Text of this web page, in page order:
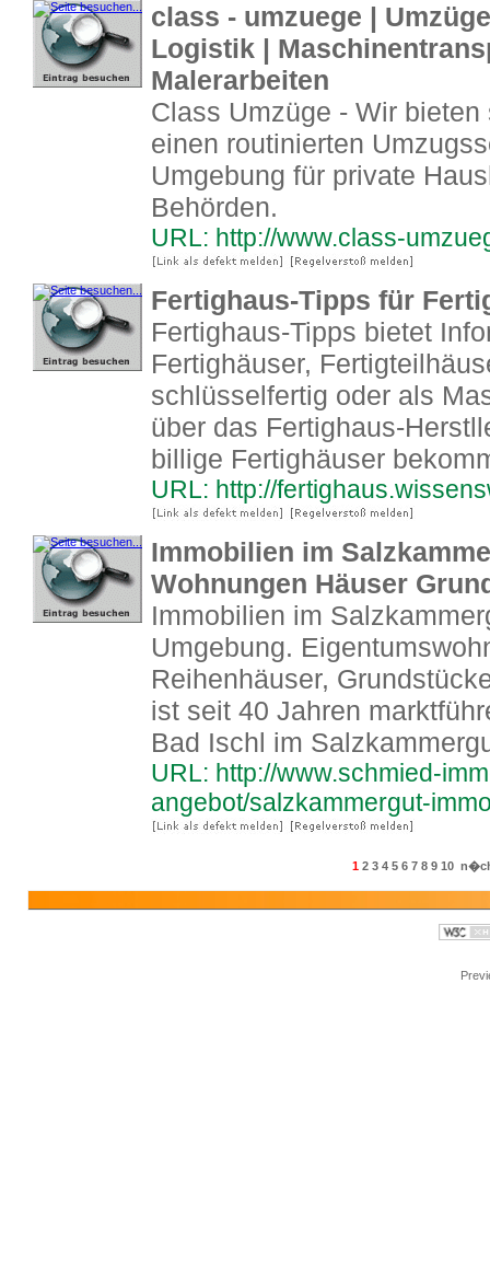
class - umzuege |
Logistik |
Malerarbeiten
Class Umzüge - Wir
einen routinierten
Umgebung für private
Behörden.
URL: http://www.class-
Fertighaus-Tipps für
Fertighaus-Tipps bietet
Fertighäuser,
schlüsselfertig oder als
über das Fertighaus-
billige Fertighäuser
URL: http://
Immobilien im
Wohnungen Häuser
Immobilien im
Umgebung.
Reihenhäuser,
ist seit 40 Jahren
Bad Ischl im
URL: http://www.schmied-
angebot/salzkammergut-
1 2 3 4 5 6 7 8 9 10